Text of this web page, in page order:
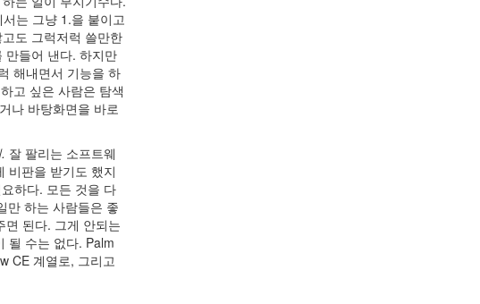
는 그냥 1.을 붙이고
도 그럭저럭 쓸만한
만들어 낸다. 하지만
해내면서 기능을 하
고 싶은 사람은 탐색
나 바탕화면을 바로
잘 팔리는 소프트웨
비판을 받기도 했지
하다. 모든 것을 다
만 하는 사람들은 좋
면 된다. 그게 안되는
될 수는 없다. Palm
CE 계열로, 그리고